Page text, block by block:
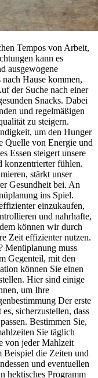
Tempos von Arbeit,
kann es
ausgewogene
Hause kommen,
der Suche nach einer
Snacks. Dabei
und regelmäßigen
zu steigern.
um den Hunger
Quelle von Energie und
Essen steigert unsere
konzentrierter fühlen.
stärkt unser
Gesundheit bei. An
ins Spiel.
einzukaufen,
und nahrhafte,
können wir durch
Zeit effizienter nutzen.
Menüplanung muss
Gegenteil, mit den
können Sie einen
Hier sind einige
um Ihre
Der erste
sicherzustellen, dass
Bestimmen Sie,
Sie täglich
von jeder Mahlzeit
Beispiel die Zeiten und
und eventuellen
hektisches Programm